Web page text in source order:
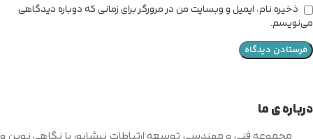
ذخیره نام، ایمیل و وبسایت من در مرورگر برای زمانی که دوباره دیدگاهی
می‌نویسم.
درباره ی ما